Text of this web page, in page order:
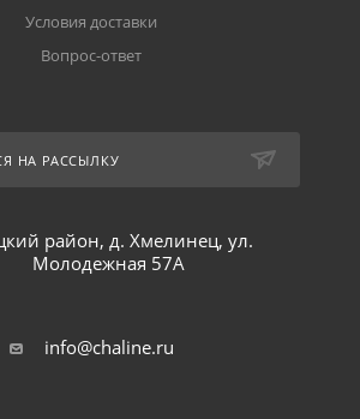
Условия доставки
Вопрос-ответ
НА РАССЫЛКУ
район, д. Хмелинец, ул.
Молодежная 57А
info@chaline.ru